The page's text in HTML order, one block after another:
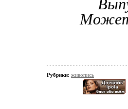
Рубрики: живопись